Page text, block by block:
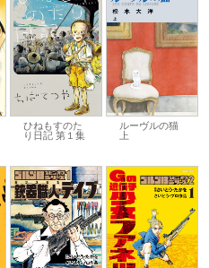
ひねもすのた
り日記 第１集
ルーヴルの猫
上